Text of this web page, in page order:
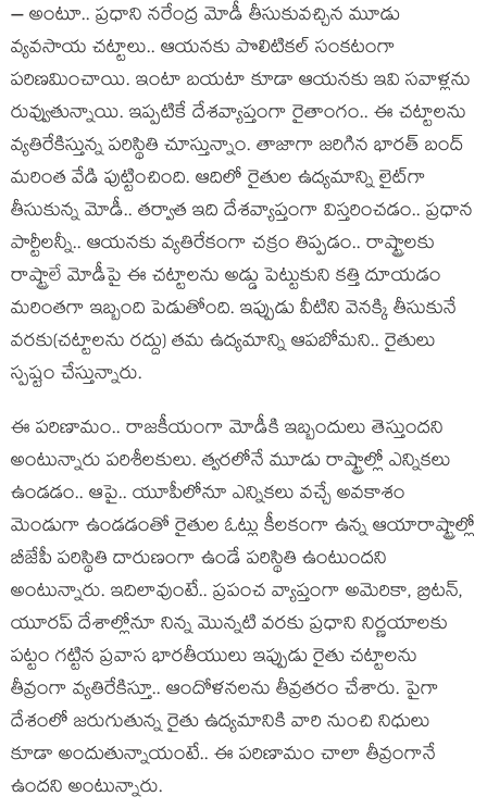
– అంటూ.. ప్ర‌ధాని న‌రేంద్ర మోడీ తీసుకువ‌చ్చిన మూడు
వ్య‌వ‌సాయ చ‌ట్టాలు.. ఆయ‌న‌కు పొలిటిక‌ల్ సంకటంగా
ప‌రిణ‌మించాయి. ఇంటా బ‌య‌టా కూడా ఆయ‌న‌కు ఇవి స‌వాళ్ల‌ను
రువ్వుతున్నాయి. ఇప్ప‌టికే దేశ‌వ్యాప్తంగా రైతాంగం.. ఈ చ‌ట్టాల‌ను
వ్య‌తిరేకిస్తున్న ప‌రిస్థితి చూస్తున్నాం. తాజాగా జ‌రిగిన భార‌త్ బంద్
మ‌రింత వేడి పుట్టించింది. ఆదిలో రైతుల ఉద్య‌మాన్ని లైట్‌గా
తీసుకున్న మోడీ.. త‌ర్వాత ఇది దేశ‌వ్యాప్తంగా విస్త‌రించ‌డం.. ప్ర‌ధాన
పార్టీల‌న్నీ.. ఆయ‌న‌కు వ్య‌తిరేకంగా చ‌క్రం తిప్పడం.. రాష్ట్రాల‌కు
రాష్ట్రాలే మోడీపై ఈ చ‌ట్టాల‌ను అడ్డు పెట్టుకుని క‌త్తి దూయ‌డం
మ‌రింత‌గా ఇబ్బంది పెడుతోంది. ఇప్పుడు వీటిని వెన‌క్కి తీసుకునే
వ‌ర‌కు(చ‌ట్టాల‌ను ర‌ద్దు) త‌మ ఉద్య‌మాన్ని ఆప‌బోమ‌ని.. రైతులు
స్ప‌ష్టం చేస్తున్నారు.
ఈ ప‌రిణామం.. రాజ‌కీయంగా మోడీకి ఇబ్బందులు తెస్తుంద‌ని
అంటున్నారు ప‌రిశీల‌కులు. త్వ‌ర‌లోనే మూడు రాష్ట్రాల్లో ఎన్నిక‌లు
ఉండ‌డం.. ఆపై.. యూపీలోనూ ఎన్నిక‌లు వ‌చ్చే అవ‌కాశం
మెండుగా ఉండ‌డంతో రైతుల ఓట్లు కీల‌కంగా ఉన్న ఆయారాష్ట్రాల్లో
బీజేపీ ప‌రిస్థితి దారుణంగా ఉండే ప‌రిస్థితి ఉంటుంద‌ని
అంటున్నారు. ఇదిలావుంటే.. ప్ర‌పంచ వ్యాప్తంగా అమెరికా, బ్రిట‌న్‌,
యూర‌ప్ దేశాల్లోనూ నిన్న మొన్న‌టి వ‌ర‌కు ప్ర‌ధాని నిర్ణ‌యాల‌కు
ప‌ట్టం గ‌ట్టిన ప్ర‌వాస భారతీయులు ఇప్పుడు రైతు చ‌ట్టాల‌ను
తీవ్రంగా వ్య‌తిరేకిస్తూ.. ఆందోళ‌న‌ల‌ను తీవ్ర‌త‌రం చేశారు. పైగా
దేశంలో జ‌రుగుతున్న రైతు ఉద్య‌మానికి వారి నుంచి నిధులు
కూడా అందుతున్నాయంటే.. ఈ ప‌రిణామం చాలా తీవ్రంగానే
ఉంద‌ని అంటున్నారు.